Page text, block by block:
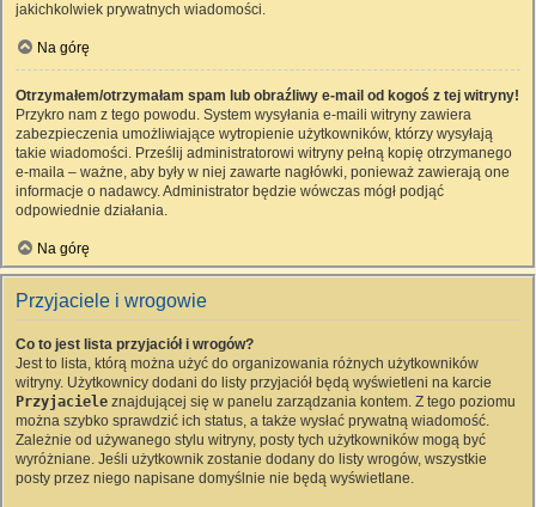
jakichkolwiek prywatnych wiadomości.
Na górę
Otrzymałem/otrzymałam spam lub obraźliwy e-mail od kogoś z tej witryny!
Przykro nam z tego powodu. System wysyłania e-maili witryny zawiera
zabezpieczenia umożliwiające wytropienie użytkowników, którzy wysyłają
takie wiadomości. Prześlij administratorowi witryny pełną kopię otrzymanego
e-maila – ważne, aby były w niej zawarte nagłówki, ponieważ zawierają one
informacje o nadawcy. Administrator będzie wówczas mógł podjąć
odpowiednie działania.
Na górę
Przyjaciele i wrogowie
Co to jest lista przyjaciół i wrogów?
Jest to lista, którą można użyć do organizowania różnych użytkowników
witryny. Użytkownicy dodani do listy przyjaciół będą wyświetleni na karcie
Przyjaciele znajdującej się w panelu zarządzania kontem. Z tego poziomu
można szybko sprawdzić ich status, a także wysłać prywatną wiadomość.
Zależnie od używanego stylu witryny, posty tych użytkowników mogą być
wyróżniane. Jeśli użytkownik zostanie dodany do listy wrogów, wszystkie
posty przez niego napisane domyślnie nie będą wyświetlane.